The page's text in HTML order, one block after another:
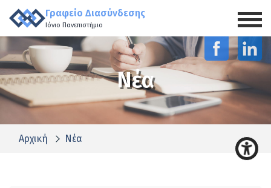
Γραφείο Διασύνδεσης
Ιόνιο Πανεπιστήμιο
Νέα
Αρχική Νέα